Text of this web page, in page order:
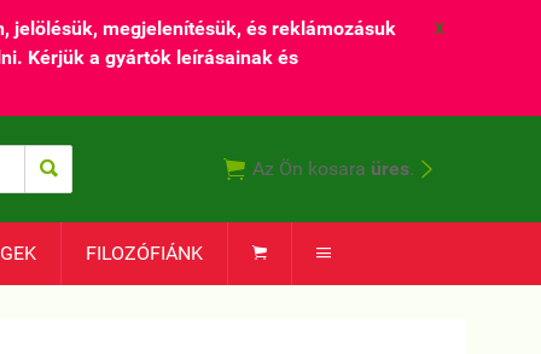
jelölésük, megjelenítésük, és reklámozásuk
Kérjük a gyártók leírásainak és
X
  Az Ön kosara üres. 
FILOZÓFIÁNK  